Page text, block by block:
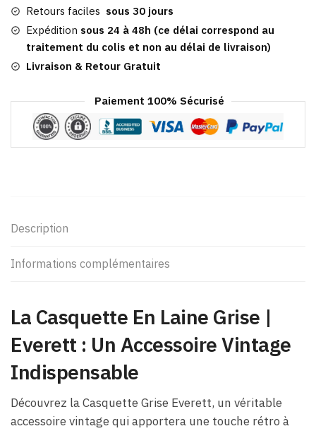
|
Everett
Retours faciles sous 30 jours
Expédition sous 24 à 48h (ce délai correspond au
traitement du colis et non au délai de livraison)
Livraison & Retour Gratuit
Paiement 100% Sécurisé
Description
Informations complémentaires
La Casquette En Laine Grise |
Everett : Un Accessoire Vintage
Indispensable
Découvrez la Casquette Grise Everett, un véritable
accessoire vintage qui apportera une touche rétro à